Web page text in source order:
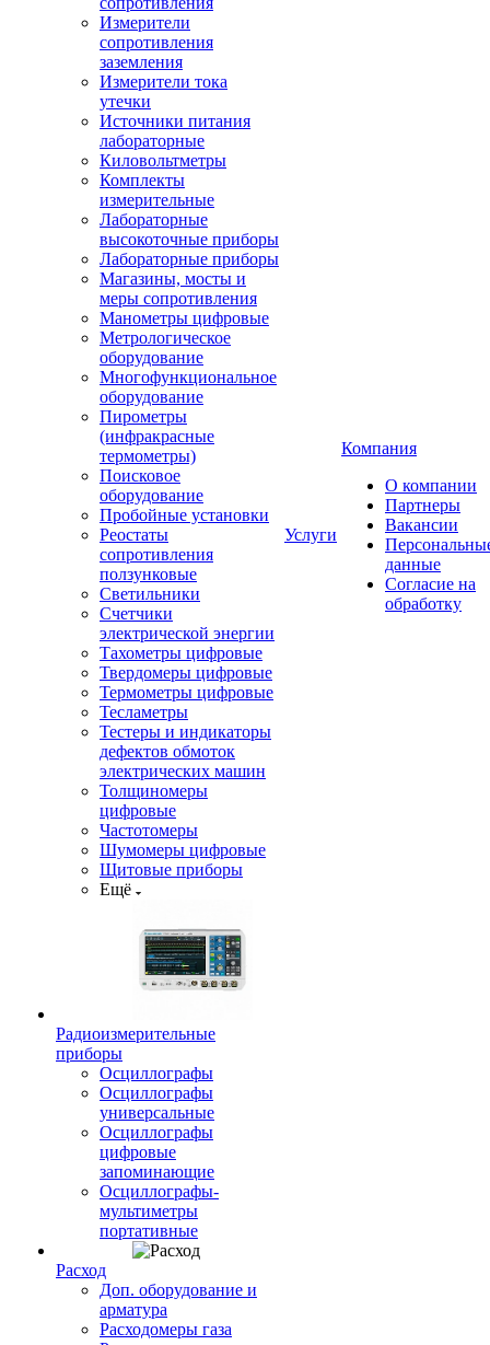
Измерители
сопротивления
заземления
Измерители тока
утечки
Источники питания
лабораторные
Киловольтметры
Комплекты
измерительные
Лабораторные
высокоточные приборы
Лабораторные приборы
Магазины, мосты и
меры сопротивления
Манометры цифровые
Метрологическое
оборудование
Многофункциональное
оборудование
Пирометры
(инфракрасные
термометры)
Поисковое
оборудование
Пробойные установки
Реостаты
сопротивления
ползунковые
Светильники
Счетчики
электрической энергии
Тахометры цифровые
Твердомеры цифровые
Термометры цифровые
Тесламетры
Тестеры и индикаторы
дефектов обмоток
электрических машин
Толщиномеры
цифровые
Частотомеры
Шумомеры цифровые
Щитовые приборы
Ещё
Радиоизмерительные
приборы
Осциллографы
Осциллографы
универсальные
Осциллографы
цифровые
запоминающие
Осциллографы-
мультиметры
портативные
Расход
Доп. оборудование и
арматура
Расходомеры газа
Услуги
Компания
О компании
Партнеры
Вакансии
данные
Согласие на
обработку